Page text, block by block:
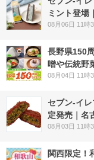
ミント登場
08月06日 11時
長野県150
噌や伝統野
08月04日 11時
セブン-イ
定発売｜名
08月03日 11時
関西限定！